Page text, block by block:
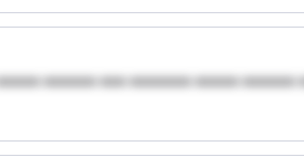
xxxxxx xxx xxxxxxx xxxxx xxxxxx